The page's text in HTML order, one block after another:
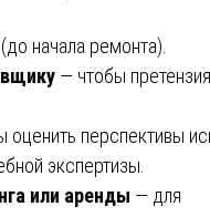
(до начала ремонта).
— чтобы претензия
оценить перспективы
экспертизы.
или аренды — для